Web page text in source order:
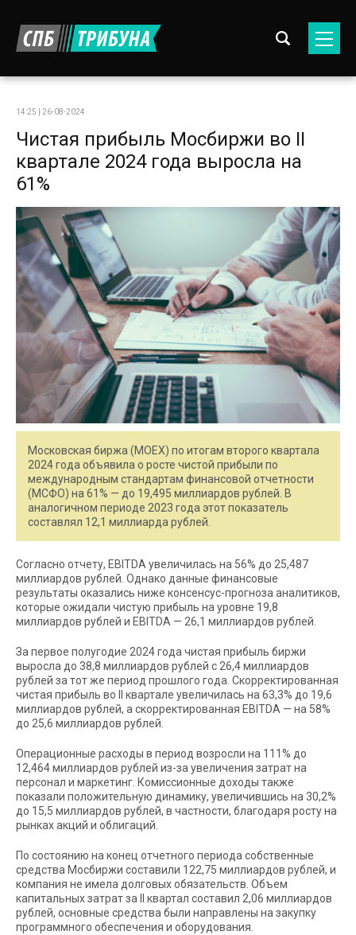
14:25 | 26-08-2024
Чистая прибыль Мосбиржи во II
квартале 2024 года выросла на
61%
Московская биржа (MOEX) по итогам второго квартала
2024 года объявила о росте чистой прибыли по
международным стандартам финансовой отчетности
(МСФО) на 61% — до 19,495 миллиардов рублей. В
аналогичном периоде 2023 года этот показатель
составлял 12,1 миллиарда рублей.
Согласно отчету, EBITDA увеличилась на 56% до 25,487
миллиардов рублей. Однако данные финансовые
результаты оказались ниже консенсус-прогноза аналитиков,
которые ожидали чистую прибыль на уровне 19,8
миллиардов рублей и EBITDA — 26,1 миллиардов рублей.
За первое полугодие 2024 года чистая прибыль биржи
выросла до 38,8 миллиардов рублей с 26,4 миллиардов
рублей за тот же период прошлого года. Скорректированная
чистая прибыль во II квартале увеличилась на 63,3% до 19,6
миллиардов рублей, а скорректированная EBITDA — на 58%
до 25,6 миллиардов рублей.
Операционные расходы в период возросли на 111% до
12,464 миллиардов рублей из-за увеличения затрат на
персонал и маркетинг. Комиссионные доходы также
показали положительную динамику, увеличившись на 30,2%
до 15,5 миллиардов рублей, в частности, благодаря росту на
рынках акций и облигаций.
По состоянию на конец отчетного периода собственные
средства Мосбиржи составили 122,75 миллиардов рублей, и
компания не имела долговых обязательств. Объем
капитальных затрат за II квартал составил 2,06 миллиардов
рублей, основные средства были направлены на закупку
программного обеспечения и оборудования.